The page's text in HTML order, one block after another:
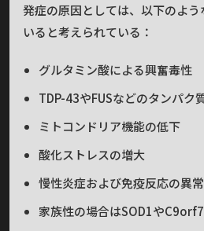
発症の原因としては、以下のよ
いると考えられている：
グルタミン酸による興奮毒性
TDP-43やFUSなどのタンパク
ミトコンドリア機能の低下
酸化ストレスの増大
慢性炎症および免疫反応の異常
家族性の場合はSOD1や